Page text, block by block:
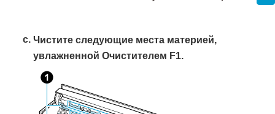
Чистите следующие места материей,
увлажненной Очистителем F1.